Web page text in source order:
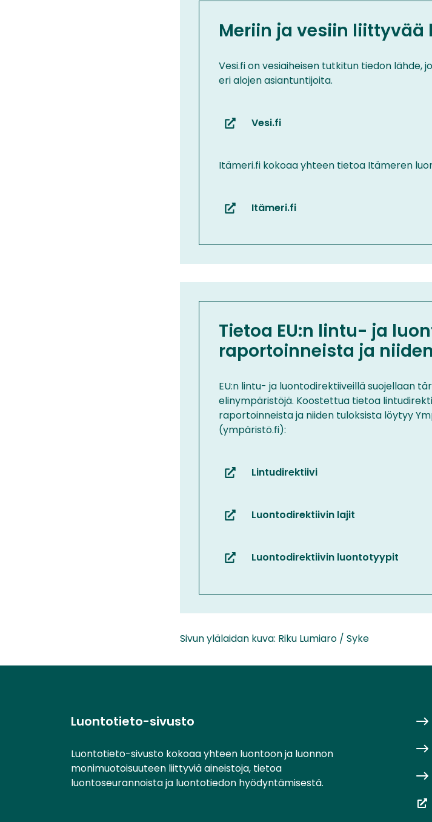
Meriin ja vesiin liittyvää
Vesi.fi on vesiaiheisen tutkitun tiedon lähde,
eri alojen asiantuntijoita.
Vesi.fi
(siirryt
palveluun)
Itämeri.fi kokoaa yhteen tietoa Itämeren
Itämeri.fi
(siirryt
palveluun)
Tietoa EU:n lintu- ja
raportoinneista ja
EU:n lintu- ja luontodirektiiveillä suojellaan
elinympäristöjä. Koostettua tietoa
raportoinneista ja niiden tuloksista löytyy
(ympäristö.fi):
Lintudirektiivi
(siirryt
palveluun)Luontodirektiivin lajit
(siirryt
palveluun)Luontodirektiivin luontotyypit
(siirryt
palveluun)
Sivun ylälaidan kuva: Riku Lumiaro / Syke
Luontotieto-sivusto
Luontotieto-sivusto kokoaa yhteen luontoon ja luonnon
monimuotoisuuteen liittyviä aineistoja, tietoa
luontoseurannoista ja luontotiedon hyödyntämisestä.